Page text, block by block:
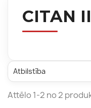
CITAN
Atbilstība
Attēlo 1-2 no 2